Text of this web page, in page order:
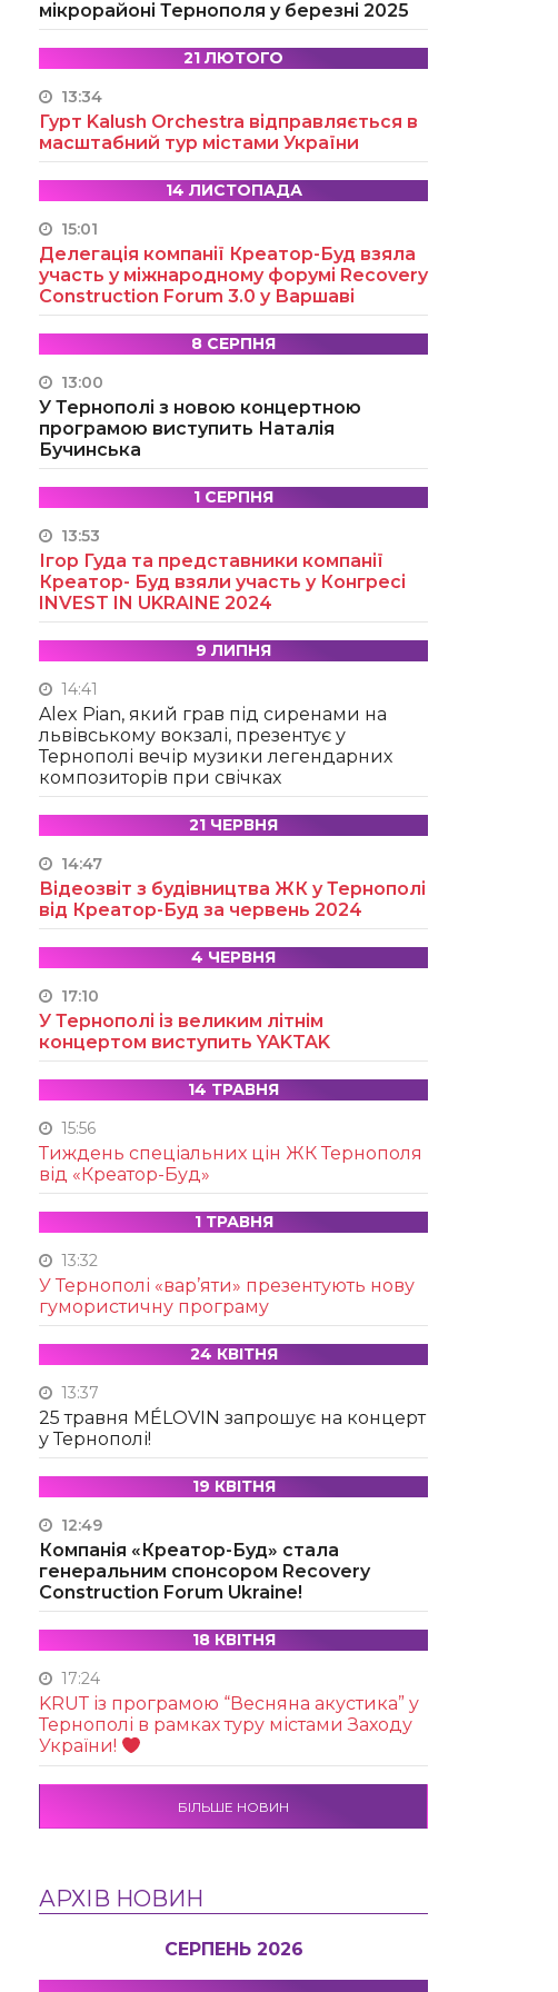
мікрорайоні Тернополя у березні 2025
21 ЛЮТОГО
13:34
Гурт Kalush Orchestra відправляється в
масштабний тур містами України
14 ЛИСТОПАДА
15:01
Делегація компанії Креатор-Буд взяла
участь у міжнародному форумі Recovery
Construction Forum 3.0 у Варшаві
8 СЕРПНЯ
13:00
У Тернополі з новою концертною
програмою виступить Наталія
Бучинська
1 СЕРПНЯ
13:53
Ігор Гуда та представники компанії
Креатор- Буд взяли участь у Конгресі
INVEST IN UKRAINE 2024
9 ЛИПНЯ
14:41
Alex Pian, який грав під сиренами на
львівському вокзалі, презентує у
Тернополі вечір музики легендарних
композиторів при свічках
21 ЧЕРВНЯ
14:47
Відеозвіт з будівництва ЖК у Тернополі
від Креатор-Буд за червень 2024
4 ЧЕРВНЯ
17:10
У Тернополі із великим літнім
концертом виступить YAKTAK
14 ТРАВНЯ
15:56
Тиждень спеціальних цін ЖК Тернополя
від «Креатор-Буд»
1 ТРАВНЯ
13:32
У Тернополі «вар’яти» презентують нову
гумористичну програму
24 КВІТНЯ
13:37
25 травня MÉLOVIN запрошує на концерт
у Тернополі!
19 КВІТНЯ
12:49
Компанія «Креатор-Буд» стала
генеральним спонсором Recovery
Construction Forum Ukraine!
18 КВІТНЯ
17:24
KRUТ із програмою “Весняна акустика” у
Тернополі в рамках туру містами Заходу
України!
БІЛЬШЕ НОВИН
АРХІВ НОВИН
СЕРПЕНЬ 2026